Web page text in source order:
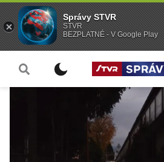
Správy STVR
STVR
BEZPLATNÉ - V Google Play